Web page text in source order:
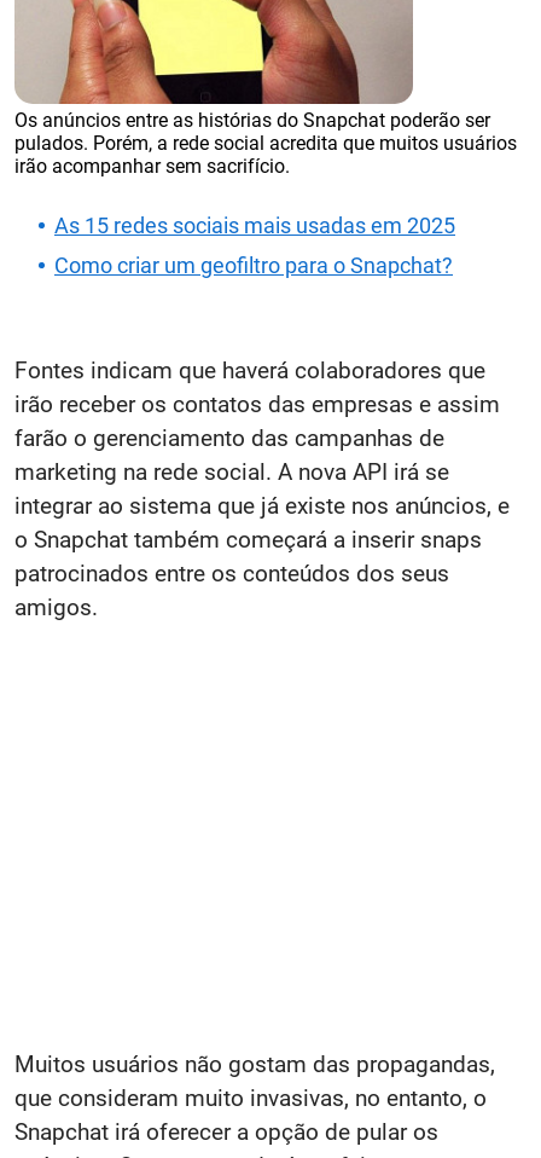
Os anúncios entre as histórias do Snapchat poderão ser
pulados. Porém, a rede social acredita que muitos usuários
irão acompanhar sem sacrifício.
As 15 redes sociais mais usadas em 2025
Como criar um geofiltro para o Snapchat?
Fontes indicam que haverá colaboradores que
irão receber os contatos das empresas e assim
farão o gerenciamento das campanhas de
marketing na rede social. A nova API irá se
integrar ao sistema que já existe nos anúncios, e
o Snapchat também começará a inserir snaps
patrocinados entre os conteúdos dos seus
amigos.
Muitos usuários não gostam das propagandas,
que consideram muito invasivas, no entanto, o
Snapchat irá oferecer a opção de pular os